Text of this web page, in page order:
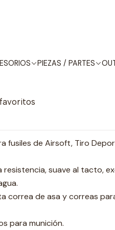
PIEZAS / PARTES
fusiles de Airsoft, Tiro
resistencia, suave al tacto,
correa de asa y correas
para munición.